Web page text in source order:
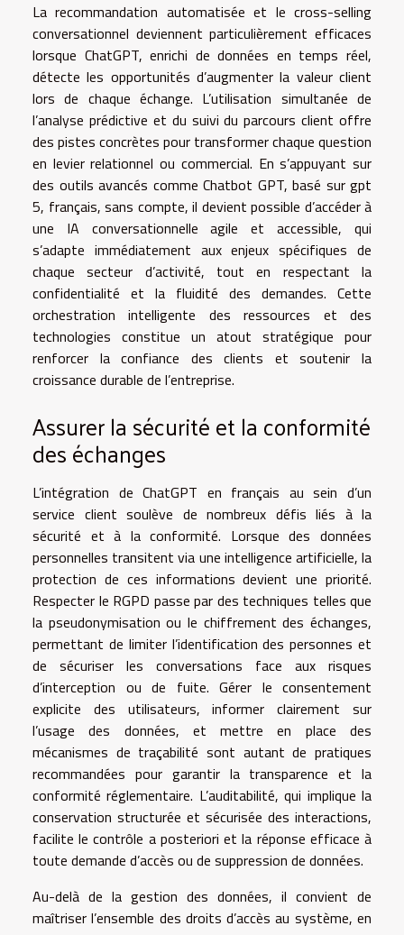
La recommandation automatisée et le cross-selling
conversationnel deviennent particulièrement efficaces
lorsque ChatGPT, enrichi de données en temps réel,
détecte les opportunités d’augmenter la valeur client
lors de chaque échange. L’utilisation simultanée de
l’analyse prédictive et du suivi du parcours client offre
des pistes concrètes pour transformer chaque question
en levier relationnel ou commercial. En s’appuyant sur
des outils avancés comme Chatbot GPT, basé sur gpt
5, français, sans compte, il devient possible d’accéder à
une IA conversationnelle agile et accessible, qui
s’adapte immédiatement aux enjeux spécifiques de
chaque secteur d’activité, tout en respectant la
confidentialité et la fluidité des demandes. Cette
orchestration intelligente des ressources et des
technologies constitue un atout stratégique pour
renforcer la confiance des clients et soutenir la
croissance durable de l’entreprise.
Assurer la sécurité et la conformité
des échanges
L’intégration de ChatGPT en français au sein d’un
service client soulève de nombreux défis liés à la
sécurité et à la conformité. Lorsque des données
personnelles transitent via une intelligence artificielle, la
protection de ces informations devient une priorité.
Respecter le RGPD passe par des techniques telles que
la pseudonymisation ou le chiffrement des échanges,
permettant de limiter l’identification des personnes et
de sécuriser les conversations face aux risques
d’interception ou de fuite. Gérer le consentement
explicite des utilisateurs, informer clairement sur
l’usage des données, et mettre en place des
mécanismes de traçabilité sont autant de pratiques
recommandées pour garantir la transparence et la
conformité réglementaire. L’auditabilité, qui implique la
conservation structurée et sécurisée des interactions,
facilite le contrôle a posteriori et la réponse efficace à
toute demande d’accès ou de suppression de données.
Au-delà de la gestion des données, il convient de
maîtriser l’ensemble des droits d’accès au système, en